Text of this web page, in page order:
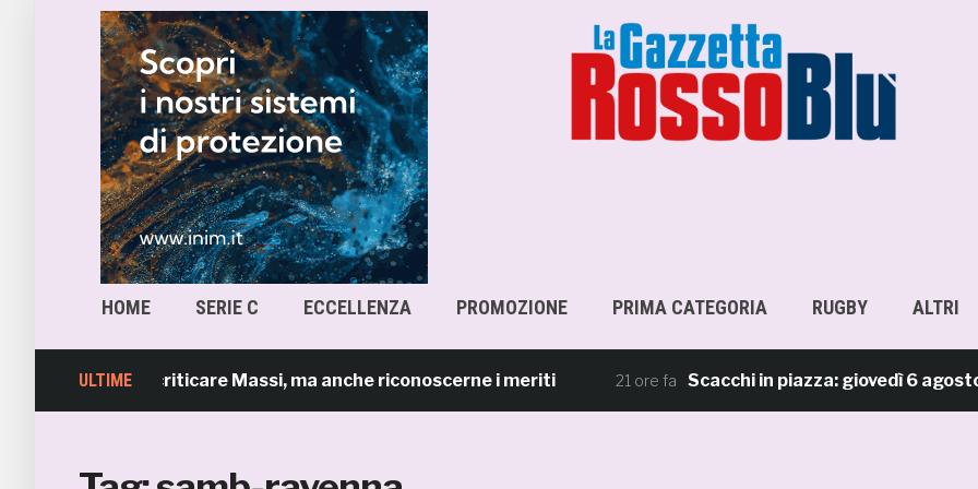
HOME SERIE C ECCELLENZA PROMOZIONE PRIMA CATEGORIA RUGBY ALTRI
ULTIME
– Giusto criticare Massi, ma anche riconoscerne i meriti 21 ore fa Scacchi in piazza: giovedì 6 agosto